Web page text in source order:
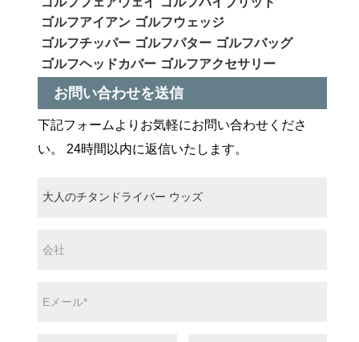
ゴルフアイアン ゴルフウェッジ
ゴルフチッパー ゴルフパター ゴルフバッグ
ゴルフヘッドカバー ゴルフアクセサリー
お問い合わせを送信
下記フォームよりお気軽にお問い合わせくださ
い。 24時間以内に返信いたします。